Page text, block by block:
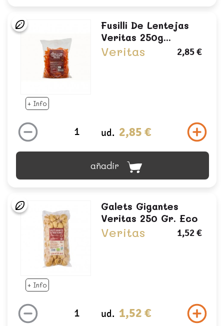
+ Info
Fusilli De Lentejas
Veritas 250g...
Veritas 2,85 €
ud. 2,85 €
añadir
+ Info
Galets Gigantes
Veritas 250 Gr. Eco
Veritas 1,52 €
ud. 1,52 €